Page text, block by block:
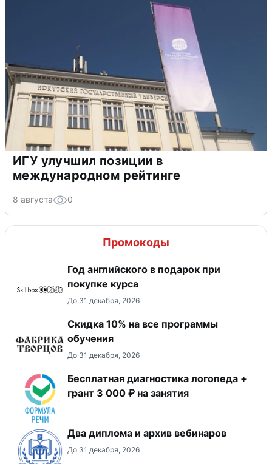
ИГУ улучшил позиции в
международном рейтинге
8 августа 0
Промокоды
Год английского в подарок при
покупке курса
До 31 декабря, 2026
Скидка 10% на все программы
обучения
До 31 декабря, 2026
Бесплатная диагностика логопеда +
грант 3 000 ₽ на занятия
Два диплома и архив вебинаров
До 31 декабря, 2026